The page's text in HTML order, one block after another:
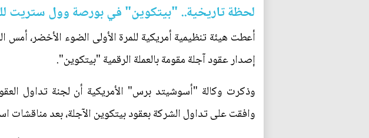
لحظة تاريخية.. "بيتكوين" في بورصة وول ستريت
أعطت هيئة تنظيمية أمريكية للمرة الأولى الضوء الأخضر،
إصدار عقود آجلة مقومة بالعملة الرقمية "بيتكوين".
وذكرت وكالة "أسوشيتد برس" الأمريكية أن لجنة تداول العقود
وافقت على تداول الشركة بعقود بيتكوين الآجلة، بعد مناقشات